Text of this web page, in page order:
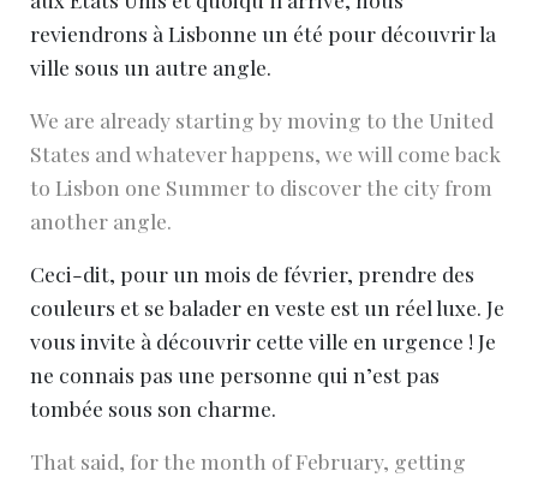
reviendrons à Lisbonne un été pour découvrir la
ville sous un autre angle.
We are already starting by moving to the United
States and whatever happens, we will come back
to Lisbon one Summer to discover the city from
another angle.
Ceci-dit, pour un mois de février, prendre des
couleurs et se balader en veste est un réel luxe. Je
vous invite à découvrir cette ville en urgence ! Je
ne connais pas une personne qui n’est pas
tombée sous son charme.
That said, for the month of February, getting